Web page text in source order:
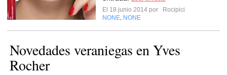
El 18 junio 2014 por
Rocipici
NONE NONE
Novedades veraniegas en Yves
Rocher